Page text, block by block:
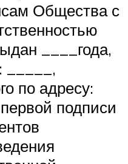
Общества с
____года,
_____,
по адресу:
подписи